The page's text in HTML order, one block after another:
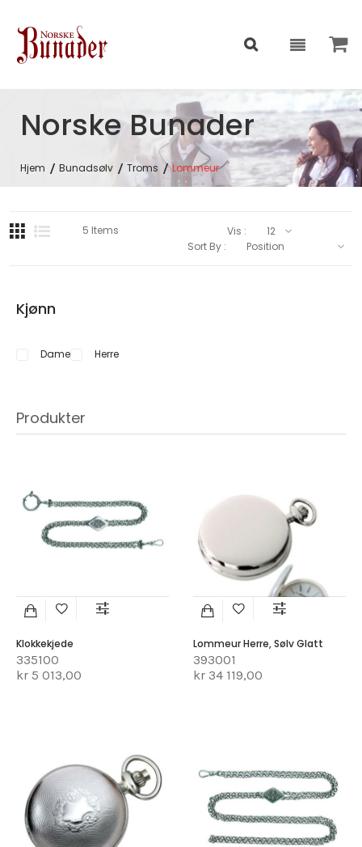
Norske Bunader
Hjem Bunadsølv Troms Lommeur
Kjønn
Dame Herre
Produkter
Klokkekjede
335100
kr 5 013,00
Lommeur Herre, Sølv Glatt
393001
kr 34 119,00
5 Items
Vis :
Sort By :